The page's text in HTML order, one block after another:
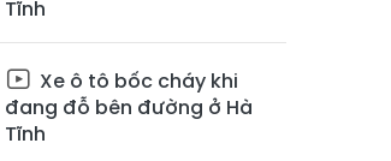
Tĩnh
Xe ô tô bốc cháy khi
đang đỗ bên đường ở Hà
Tĩnh